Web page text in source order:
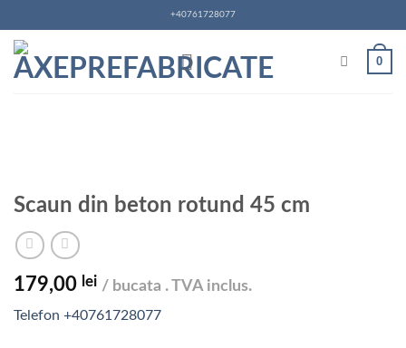
to
content
+40761728077
0
Scaun din beton rotund 45 cm
179,00 lei / bucata . TVA inclus.
Telefon +40761728077